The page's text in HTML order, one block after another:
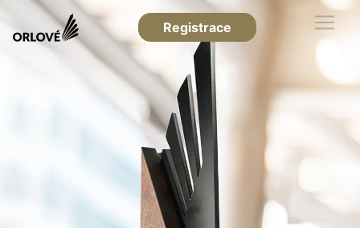
Registrace